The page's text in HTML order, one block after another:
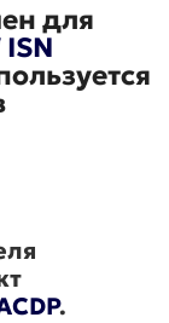
для
.